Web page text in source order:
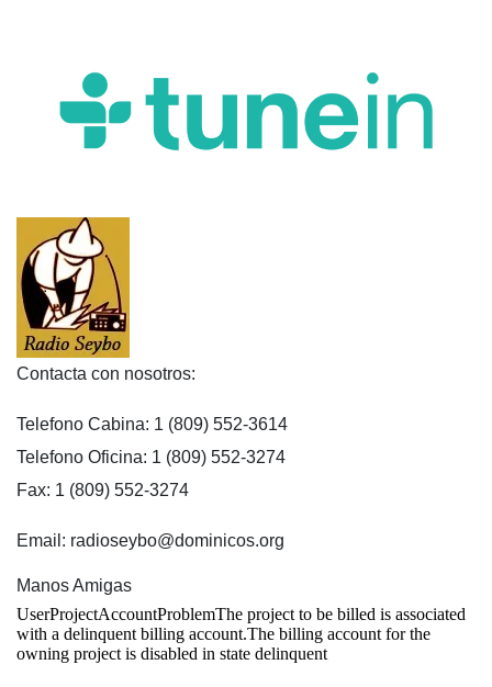
Contacta con nosotros:
Telefono Cabina: 1 (809) 552-3614
Telefono Oficina: 1 (809) 552-3274
Fax: 1 (809) 552-3274
Email: radioseybo@dominicos.org
Manos Amigas